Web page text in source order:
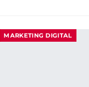
MARKETING DIGITAL